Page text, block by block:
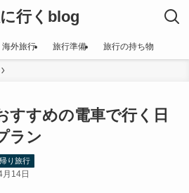
行くblog
海外旅行 旅行準備 旅行の持ち物
すすめの電車で行く日
ラン
り旅行
14日